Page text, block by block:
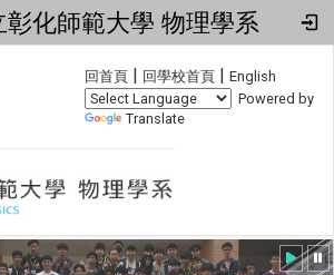
彰化師範大學 物理學系
回首頁 | 回學校首頁 | English
Powered by
Translate